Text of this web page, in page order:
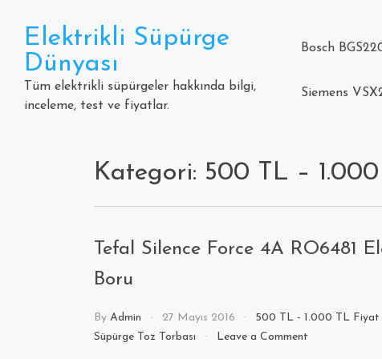
contentElektrikli Süpürge
Dünyası
Tüm elektrikli süpürgeler hakkında bilgi,
inceleme, test ve fiyatlar.
Bosch
Siemens
Kategori: 500 TL –
Tefal Silence Force 4A RO6481
Boru
By Admin 27 Mayıs 2016 500 TL - 1.000 TL Fiyat
Süpürge Toz Torbası
Leave a Commenton